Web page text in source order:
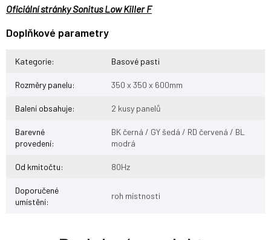
Oficiální stránky Sonitus Low Killer F
Doplňkové parametry
Kategorie: Basové pasti
Rozměry panelu: 350 x 350 x 600mm
Balení obsahuje: 2 kusy panelů
Barevné
provedení:
BK černá / GY šedá / RD červená / BL
modrá
Od kmitočtu: 80Hz
Doporučené
umístění:
roh místnosti